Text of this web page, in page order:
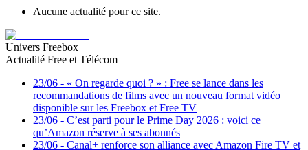
Aucune actualité pour ce site.
Univers Freebox
Actualité Free et Télécom
23/06 - « On regarde quoi ? » : Free se lance dans les
recommandations de films avec un nouveau format vidéo
disponible sur les Freebox et Free TV
23/06 - C’est parti pour le Prime Day 2026 : voici ce
qu’Amazon réserve à ses abonnés
23/06 - Canal+ renforce son alliance avec Amazon Fire TV et